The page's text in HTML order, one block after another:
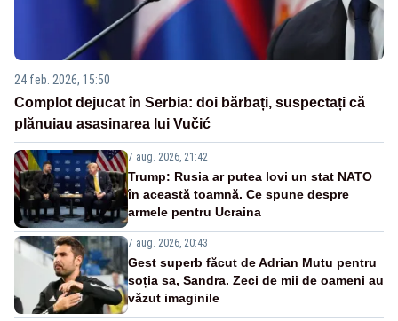
24 feb. 2026, 15:50
Complot dejucat în Serbia: doi bărbați, suspectați că
plănuiau asasinarea lui Vučić
7 aug. 2026, 21:42
Trump: Rusia ar putea lovi un stat NATO
în această toamnă. Ce spune despre
armele pentru Ucraina
7 aug. 2026, 20:43
Gest superb făcut de Adrian Mutu pentru
soția sa, Sandra. Zeci de mii de oameni au
văzut imaginile